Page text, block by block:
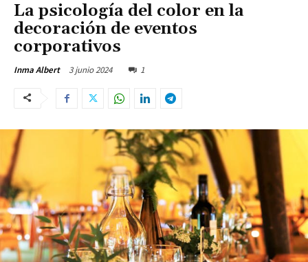
La psicología del color en la
decoración de eventos
corporativos
Inma Albert 3 junio 2024 1